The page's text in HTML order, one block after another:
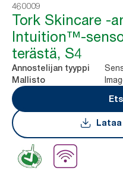
460009
Tork Skincare -
Intuition™-
terästä, S4
Annostelijan tyyppi
Mallisto